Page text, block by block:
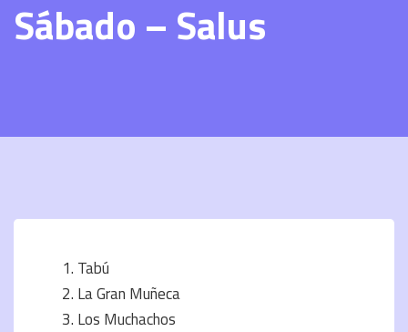
Sábado – Salus
Tabú
La Gran Muñeca
Los Muchachos